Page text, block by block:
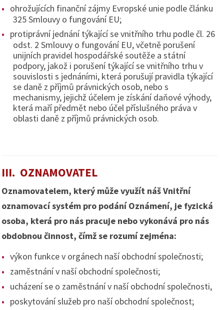
ohrožujících finanční zájmy Evropské unie podle článku
325 Smlouvy o fungování EU;
protiprávní jednání týkající se vnitřního trhu podle čl. 26
odst. 2 Smlouvy o fungování EU, včetně porušení
unijních pravidel hospodářské soutěže a státní
podpory, jakož i porušení týkající se vnitřního trhu v
souvislosti s jednáními, která porušují pravidla týkající
se daně z příjmů právnických osob, nebo s
mechanismy, jejichž účelem je získání daňové výhody,
která maří předmět nebo účel příslušného práva v
oblasti daně z příjmů právnických osob.
III. OZNAMOVATEL
Oznamovatelem, který může využít náš Vnitřní
oznamovací systém pro podání Oznámení, je fyzická
osoba, která pro nás pracuje nebo vykonává pro nás
obdobnou činnost, čímž se rozumí zejména:
výkon funkce v orgánech naší obchodní společnosti;
zaměstnání v naší obchodní společnosti;
ucházení se o zaměstnání v naší obchodní společnosti,
poskytování služeb pro naší obchodní společnost;